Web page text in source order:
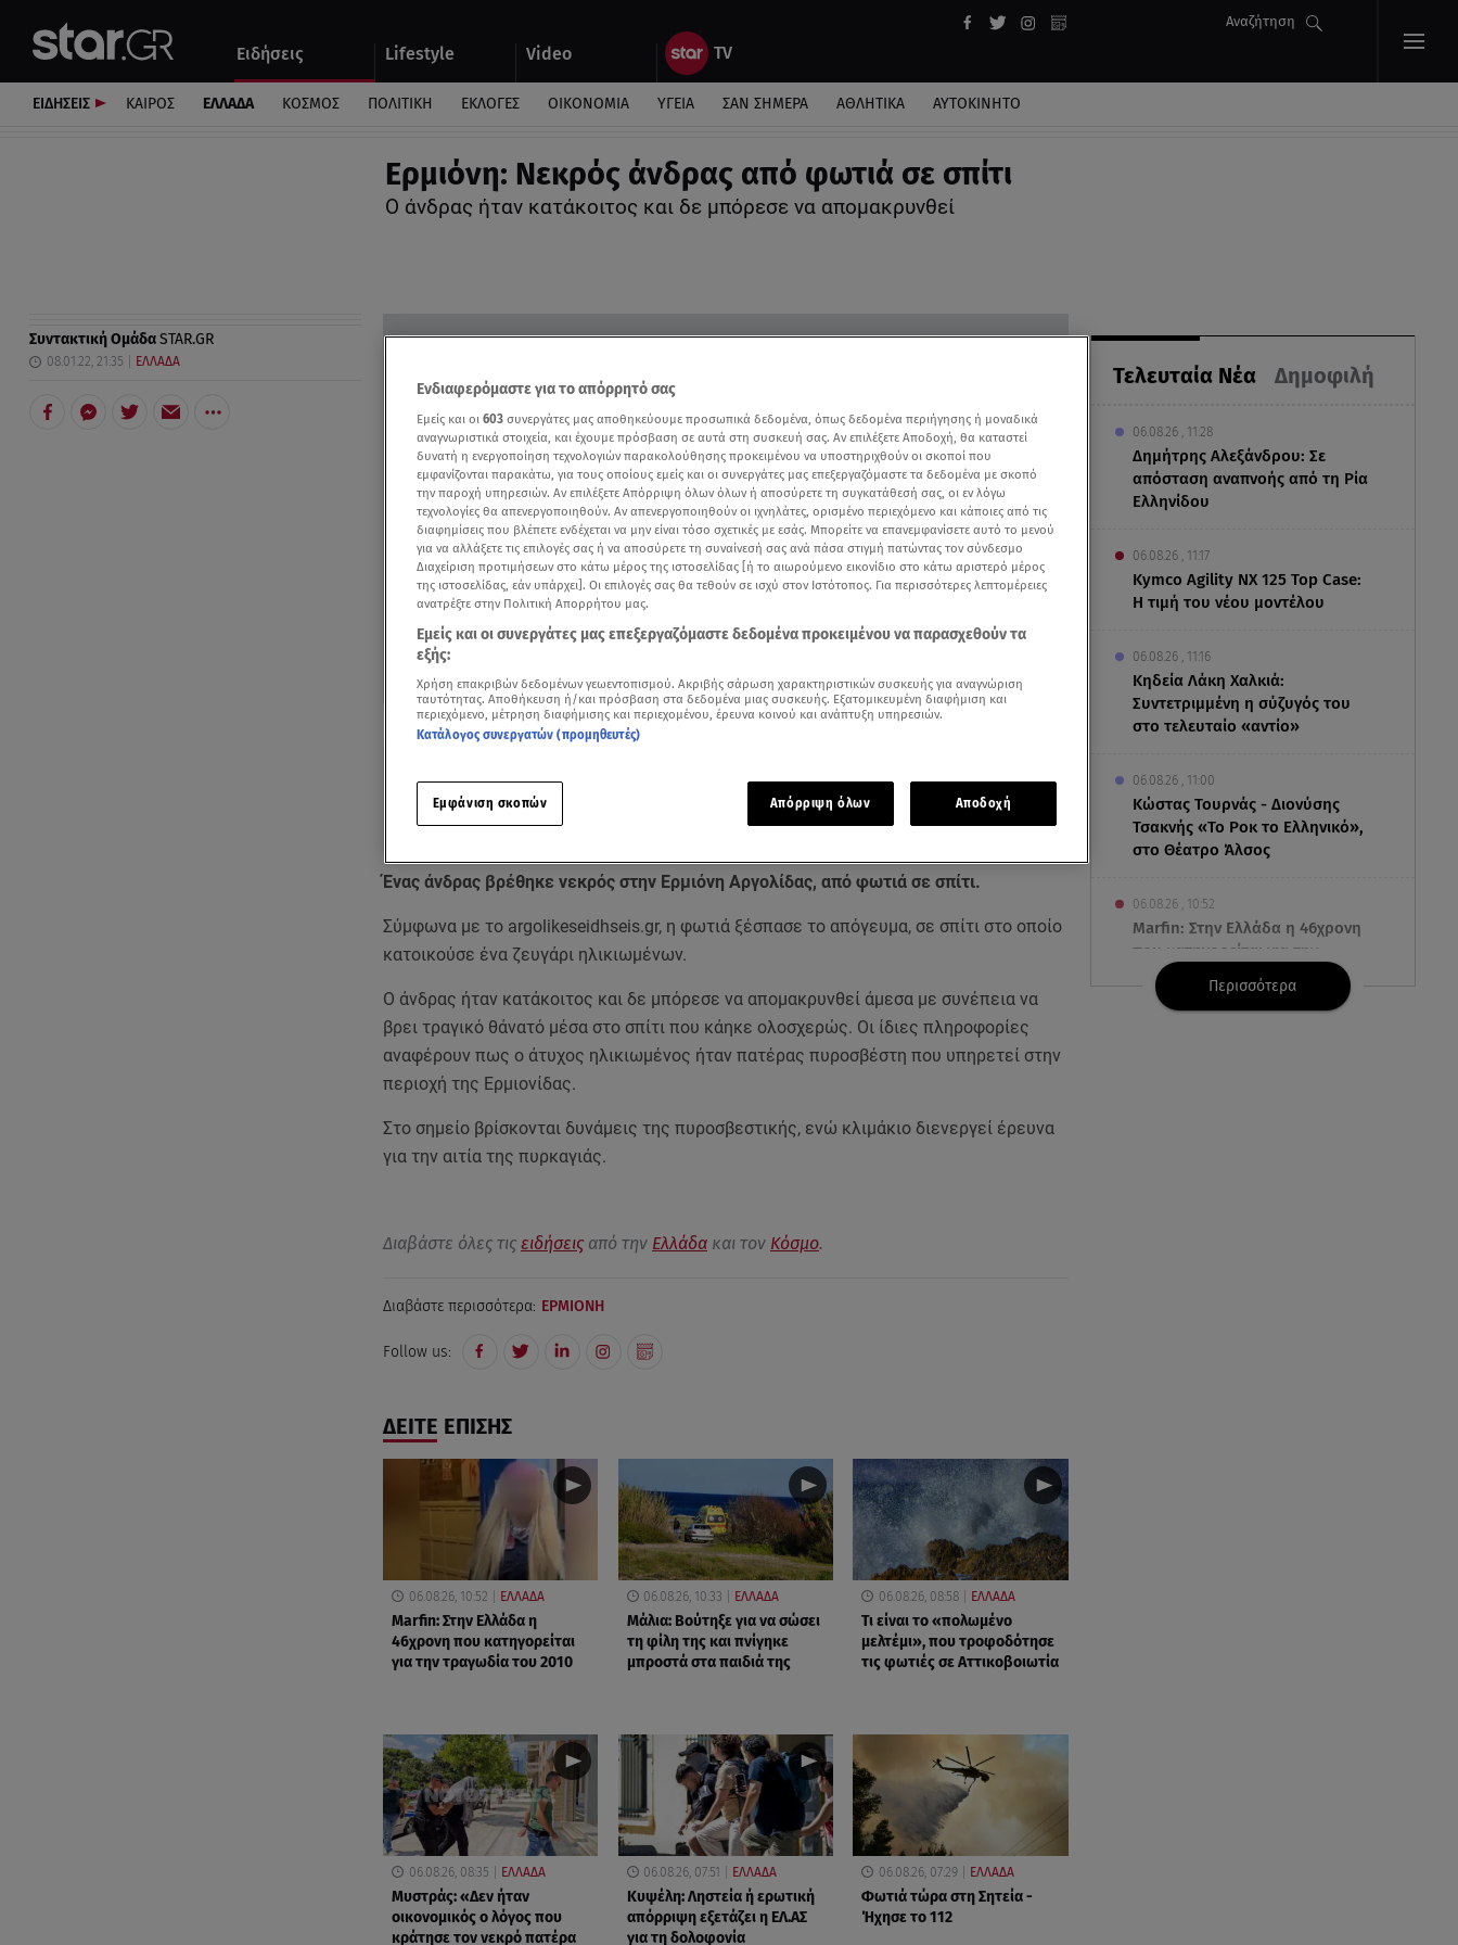
Ειδήσεις Lifestyle Video
Αναζήτηση
Αυτοκίνητο
ΕΙΔΗΣΕΙΣ ΚΑΙΡΟΣ ΕΛΛΑΔΑ ΚΟΣΜΟΣ ΠΟΛΙΤΙΚΗ ΕΚΛΟΓΕΣ ΟΙΚΟΝΟΜΙΑ ΥΓΕΙΑ ΣΑΝ ΣΗΜΕΡΑ ΑΘΛΗΤΙΚΑ ΑΥΤΟΚΙΝΗΤΟ
Ερμιόνη: Νεκρός άνδρας από φωτιά σε σπίτι
Ο άνδρας ήταν κατάκοιτος και δε μπόρεσε να απομακρυνθεί
Τελευταία Νέα Δημοφιλή
06.08.26 , 11:28
Δημήτρης Αλεξάνδρου: Σε
απόσταση αναπνοής από τη Ρία
Ελληνίδου
06.08.26 , 11:17
Kymco Agility NX 125 Τοp Case:
Η τιμή του νέου μοντέλου
06.08.26 , 11:16
Κηδεία Λάκη Χαλκιά:
Συντετριμμένη η σύζυγός του
στο τελευταίο «αντίο»
06.08.26 , 11:00
Κώστας Τουρνάς - Διονύσης
Τσακνής «Το Ροκ το Ελληνικό»,
στο Θέατρο Άλσος
06.08.26 , 10:52
Marfin: Στην Ελλάδα η 46χρονη
που κατηγορείται για την
τραγωδία του 2010
Περισσότερα
Συντακτική ΟμάδαSTAR.GR
08.01.22, 21:35 ΕΛΛΑΔΑ
Δείτε περισσότερα άρθρα μας στην αναζήτηση σας
Πρόσθηκη star.gr στις επιλογές σας
Add star.gr on Google
Ένας άνδρας βρέθηκε νεκρός στην Ερμιόνη Αργολίδας, από φωτιά σε σπίτι.
Σύμφωνα με το argolikeseidhseis.gr, η φωτιά ξέσπασε το απόγευμα, σε σπίτι στο οποίο
κατοικούσε ένα ζευγάρι ηλικιωμένων.
Ο άνδρας ήταν κατάκοιτος και δε μπόρεσε να απομακρυνθεί άμεσα με συνέπεια να
βρει τραγικό θάνατό μέσα στο σπίτι που κάηκε ολοσχερώς. Οι ίδιες πληροφορίες
αναφέρουν πως ο άτυχος ηλικιωμένος ήταν πατέρας πυροσβέστη που υπηρετεί στην
περιοχή της Ερμιονίδας.
Στο σημείο βρίσκονται δυνάμεις της πυροσβεστικής, ενώ κλιμάκιο διενεργεί έρευνα
για την αιτία της πυρκαγιάς.
Διαβάστε όλες τις ειδήσειςαπό την Ελλάδακαι τον Κόσμο.
Διαβάστε περισσότερα: ΕΡΜΙΟΝΗ
Follow us:
ΔΕΙΤΕ ΕΠΙΣΗΣ
06.08.26, 10:52 ΕΛΛΑΔΑ
Marfin: Στην Ελλάδα η
46χρονη που κατηγορείται
για την τραγωδία του 2010
06.08.26, 10:33 ΕΛΛΑΔΑ
Μάλια: Βούτηξε για να σώσει
τη φίλη της και πνίγηκε
μπροστά στα παιδιά της
06.08.26, 08:58 ΕΛΛΑΔΑ
Τι είναι το «πολωμένο
μελτέμι», που τροφοδότησε
τις φωτιές σε Αττικοβοιωτία
06.08.26, 08:35 ΕΛΛΑΔΑ
Μυστράς: «Δεν ήταν
οικονομικός ο λόγος που
κράτησε τον νεκρό πατέρα
06.08.26, 07:51 ΕΛΛΑΔΑ
Κυψέλη: Ληστεία ή ερωτική
απόρριψη εξετάζει η ΕΛ.ΑΣ
για τη δολοφονία
06.08.26, 07:29 ΕΛΛΑΔΑ
Φωτιά τώρα στη Σητεία -
Ήχησε το 112
Ενδιαφερόμαστε για το απόρρητό σας
Εμείς και οι 603 συνεργάτες μας αποθηκεύουμε προσωπικά δεδομένα, όπως δεδομένα περιήγησης ή μοναδικά
αναγνωριστικά στοιχεία, και έχουμε πρόσβαση σε αυτά στη συσκευή σας. Αν επιλέξετε Αποδοχή, θα καταστεί
δυνατή η ενεργοποίηση τεχνολογιών παρακολούθησης προκειμένου να υποστηριχθούν οι σκοποί που
εμφανίζονται παρακάτω, για τους οποίους εμείς και οι συνεργάτες μας επεξεργαζόμαστε τα δεδομένα με σκοπό
την παροχή υπηρεσιών. Αν επιλέξετε Απόρριψη όλων όλων ή αποσύρετε τη συγκατάθεσή σας, οι εν λόγω
τεχνολογίες θα απενεργοποιηθούν. Αν απενεργοποιηθούν οι ιχνηλάτες, ορισμένο περιεχόμενο και κάποιες από τις
διαφημίσεις που βλέπετε ενδέχεται να μην είναι τόσο σχετικές με εσάς. Μπορείτε να επανεμφανίσετε αυτό το μενού
για να αλλάξετε τις επιλογές σας ή να αποσύρετε τη συναίνεσή σας ανά πάσα στιγμή πατώντας τον σύνδεσμο
Διαχείριση προτιμήσεων στο κάτω μέρος της ιστοσελίδας [ή το αιωρούμενο εικονίδιο στο κάτω αριστερό μέρος
της ιστοσελίδας, εάν υπάρχει]. Οι επιλογές σας θα τεθούν σε ισχύ στον Ιστότοπος. Για περισσότερες λεπτομέρειες
ανατρέξτε στην Πολιτική Απορρήτου μας.
Εμείς και οι συνεργάτες μας επεξεργαζόμαστε δεδομένα προκειμένου να παρασχεθούν τα
εξής:
Χρήση επακριβών δεδομένων γεωεντοπισμού. Ακριβής σάρωση χαρακτηριστικών συσκευής για αναγνώριση
ταυτότητας. Αποθήκευση ή/και πρόσβαση στα δεδομένα μιας συσκευής. Εξατομικευμένη διαφήμιση και
περιεχόμενο, μέτρηση διαφήμισης και περιεχομένου, έρευνα κοινού και ανάπτυξη υπηρεσιών.
Κατάλογος συνεργατών (προμηθευτές)
Εμφάνιση σκοπών Απόρριψη όλων Αποδοχή